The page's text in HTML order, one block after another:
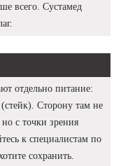
всего. Сустамед
отдельно питание:
Сторону там не
с точки зрения
к специалистам по
сохранить.